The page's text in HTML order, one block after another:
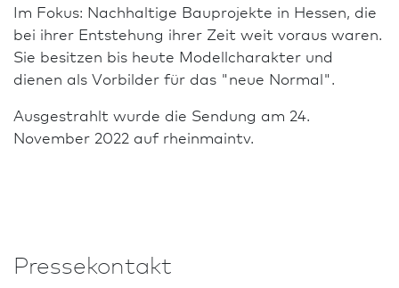
Im Fokus: Nachhaltige Bauprojekte in Hessen, die
bei ihrer Entstehung ihrer Zeit weit voraus waren.
Sie besitzen bis heute Modellcharakter und
dienen als Vorbilder für das "neue Normal".
Ausgestrahlt wurde die Sendung am 24.
November 2022 auf rheinmaintv.
Pressekontakt